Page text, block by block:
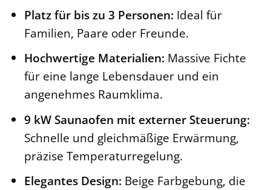
Platz für bis zu 3 Personen: Ideal für
Familien, Paare oder Freunde.
Hochwertige Materialien: Massive Fichte
für eine lange Lebensdauer und ein
angenehmes Raumklima.
9 kW Saunaofen mit externer Steuerung:
Schnelle und gleichmäßige Erwärmung,
präzise Temperaturregelung.
Elegantes Design: Beige Farbgebung, die